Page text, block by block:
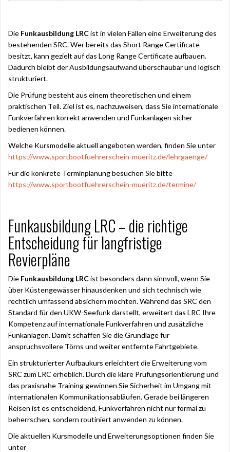
Die Funkausbildung LRCist in vielen Fällen eine Erweiterung des
bestehenden SRC. Wer bereits das Short Range Certificate
besitzt, kann gezielt auf das Long Range Certificate aufbauen.
Dadurch bleibt der Ausbildungsaufwand überschaubar und logisch
strukturiert.
Die Prüfung besteht aus einem theoretischen und einem
praktischen Teil. Ziel ist es, nachzuweisen, dass Sie internationale
Funkverfahren korrekt anwenden und Funkanlagen sicher
bedienen können.
Welche Kursmodelle aktuell angeboten werden, finden Sie unter
https://www.sportbootfuehrerschein-mueritz.de/lehrgaenge/
Für die konkrete Terminplanung besuchen Sie bitte
https://www.sportbootfuehrerschein-mueritz.de/termine/
Funkausbildung LRC – die richtige
Entscheidung für langfristige
Revierpläne
Die Funkausbildung LRCist besonders dann sinnvoll, wenn Sie
über Küstengewässer hinausdenken und sich technisch wie
rechtlich umfassend absichern möchten. Während das SRC den
Standard für den UKW-Seefunk darstellt, erweitert das LRC Ihre
Kompetenz auf internationale Funkverfahren und zusätzliche
Funkanlagen. Damit schaffen Sie die Grundlage für
anspruchsvollere Törns und weiter entfernte Fahrtgebiete.
Ein strukturierter Aufbaukurs erleichtert die Erweiterung vom
SRC zum LRC erheblich. Durch die klare Prüfungsorientierung und
das praxisnahe Training gewinnen Sie Sicherheit im Umgang mit
internationalen Kommunikationsabläufen. Gerade bei längeren
Reisen ist es entscheidend, Funkverfahren nicht nur formal zu
beherrschen, sondern routiniert anwenden zu können.
Die aktuellen Kursmodelle und Erweiterungsoptionen finden Sie
unter